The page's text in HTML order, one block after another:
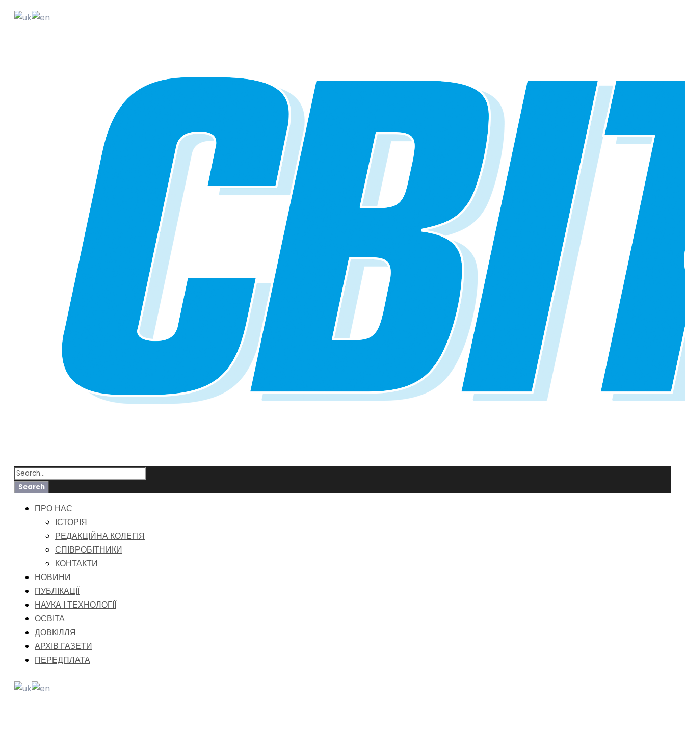
ПРО НАС
ІСТОРІЯ
РЕДАКЦІЙНА КОЛЕГІЯ
СПІВРОБІТНИКИ
КОНТАКТИ
НОВИНИ
ПУБЛІКАЦІЇ
НАУКА І ТЕХНОЛОГІЇ
ОСВІТА
ДОВКІЛЛЯ
АРХІВ ГАЗЕТИ
ПЕРЕДПЛАТА